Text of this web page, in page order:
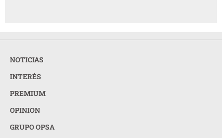
NOTICIAS
INTERÉS
PREMIUM
OPINION
GRUPO OPSA